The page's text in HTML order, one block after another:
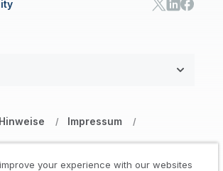
/ Impressum /
your experience with our websites